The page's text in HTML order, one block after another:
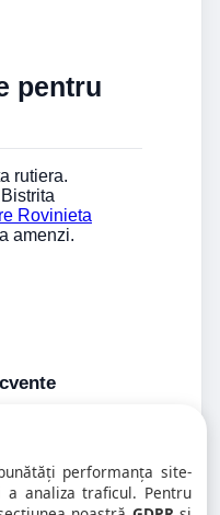
pentru
rutiera.
Rovinieta
amenzi.
performanța site-
analiza traficul. Pentru